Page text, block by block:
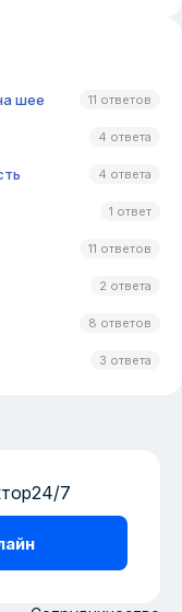
шее 11 ответов
4 ответа
4 ответа
1 ответ
11 ответов
2 ответа
8 ответов
3 ответа
7